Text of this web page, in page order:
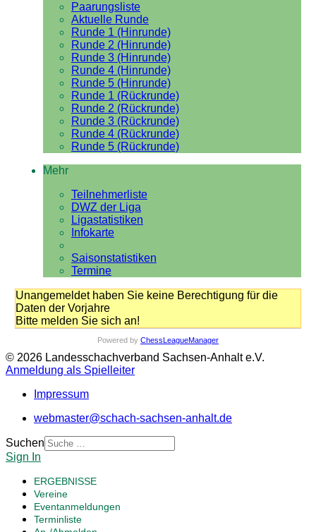
Paarungsliste
Aktuelle Runde
Runde 1 (Hinrunde)
Runde 2 (Hinrunde)
Runde 3 (Hinrunde)
Runde 4 (Hinrunde)
Runde 5 (Hinrunde)
Runde 1 (Rückrunde)
Runde 2 (Rückrunde)
Runde 3 (Rückrunde)
Runde 4 (Rückrunde)
Runde 5 (Rückrunde)
Mehr
Teilnehmerliste
DWZ der Liga
Ligastatistiken
Infokarte
Saisonstatistiken
Termine
Unangemeldet haben Sie keine Berechtigung für die
Daten der Vorjahre
Bitte melden Sie sich an!
Powered by ChessLeagueManager
© 2026 Landesschachverband Sachsen-Anhalt e.V.
Anmeldung als Spielleiter
Impressum
webmaster@schach-sachsen-anhalt.de
Suchen
Sign In
ERGEBNISSE
Vereine
Eventanmeldungen
Terminliste